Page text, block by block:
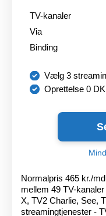
TV-kanaler
Via
Binding
Vælg 3
Oprettelse 0
Normalpris 465 kr./
mellem 49 TV-
X, TV2 Charlie, See,
streamingtjenester -